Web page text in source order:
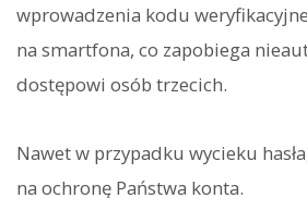
wprowadzenia kodu
na smartfona, co zapobiega
dostępowi osób trzecich.
Nawet w przypadku wycieku
na ochronę Państwa konta.